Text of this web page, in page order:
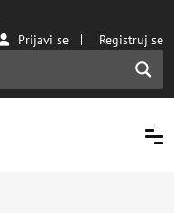
Prijavi se
Registruj se